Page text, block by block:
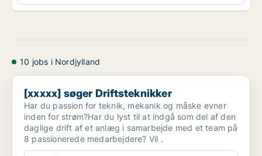
10 jobs i Nordjylland
[xxxxx] søger Driftsteknikker
[xxxxx] søger Driftsteknikker
Har du passion for teknik, mekanik og måske evner
inden for strøm?Har du lyst til at indgå som del af den
daglige drift af et anlæg i samarbejde med et team på
8 passionerede medarbejdere? Vil .